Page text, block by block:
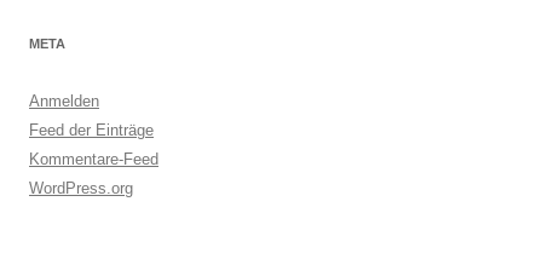
META
Anmelden
Feed der Einträge
Kommentare-Feed
WordPress.org